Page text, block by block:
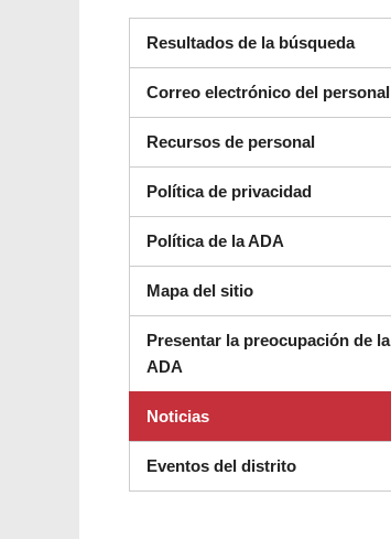
Resultados de la búsqueda
Correo electrónico del personal
Recursos de personal
Política de privacidad
Política de la ADA
Mapa del sitio
Presentar la preocupación de la
ADA
Noticias
Eventos del distrito